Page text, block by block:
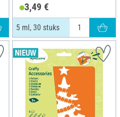
3,49 €
5 ml, 30 stuks